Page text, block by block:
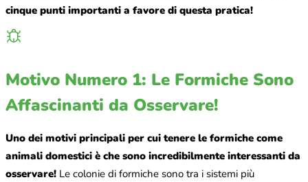
cinque punti importanti a favore di questa pratica!
Motivo Numero 1: Le Formiche Sono
Affascinanti da Osservare!
Uno dei motivi principali per cui tenere le formiche come
animali domestici è che sono incredibilmente interessanti da
osservare! Le colonie di formiche sono tra i sistemi più